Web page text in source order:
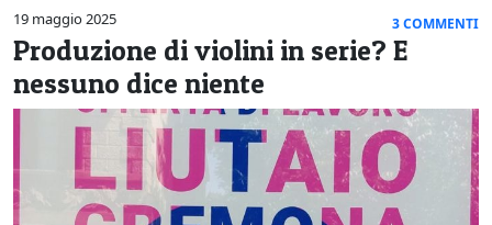
CULTURA
LA STORIA
SPETTACOLI
L'EDITORIALE
SEZIONI
19 maggio 2025 3 COMMENTI
Produzione di violini in serie? E
nessuno dice niente